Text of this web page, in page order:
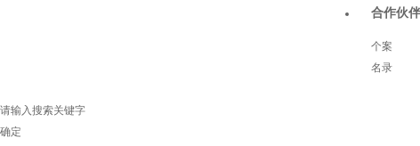
合作伙伴
个案
名录
请输入搜索关键字
确定